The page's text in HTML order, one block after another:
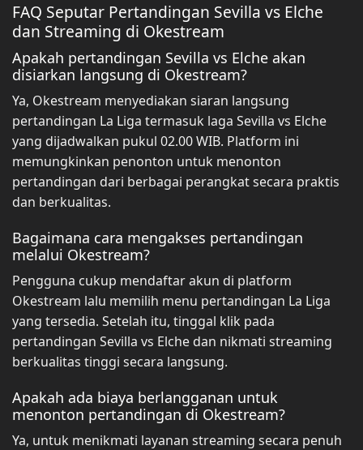
FAQ Seputar Pertandingan Sevilla vs Elche
dan Streaming di Okestream
Apakah pertandingan Sevilla vs Elche akan
disiarkan langsung di Okestream?
Ya, Okestream menyediakan siaran langsung
pertandingan La Liga termasuk laga Sevilla vs Elche
yang dijadwalkan pukul 02.00 WIB. Platform ini
memungkinkan penonton untuk menonton
pertandingan dari berbagai perangkat secara praktis
dan berkualitas.
Bagaimana cara mengakses pertandingan
melalui Okestream?
Pengguna cukup mendaftar akun di platform
Okestream lalu memilih menu pertandingan La Liga
yang tersedia. Setelah itu, tinggal klik pada
pertandingan Sevilla vs Elche dan nikmati streaming
berkualitas tinggi secara langsung.
Apakah ada biaya berlangganan untuk
menonton pertandingan di Okestream?
Ya, untuk menikmati layanan streaming secara penuh